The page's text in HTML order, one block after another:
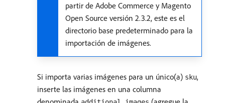
partir de Adobe Commerce y Magento
Open Source versión 2.3.2, este es el
directorio base predeterminado para la
importación de imágenes.
Si importa varias imágenes para un único(a) sku,
inserte las imágenes en una columna